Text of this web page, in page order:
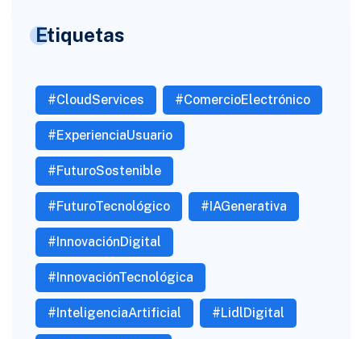
Etiquetas
#CloudServices #ComercioElectrónico
#ExperienciaUsuario
#FuturoSostenible
#FuturoTecnológico #IAGenerativa
#InnovaciónDigital
#InnovaciónTecnológica
#InteligenciaArtificial #LidlDigital